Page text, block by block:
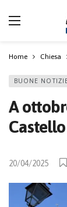
Home Chiesa
BUONE
A
20/04/2025